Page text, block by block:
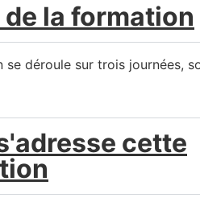
de la formation
se déroule sur trois journées,
cette